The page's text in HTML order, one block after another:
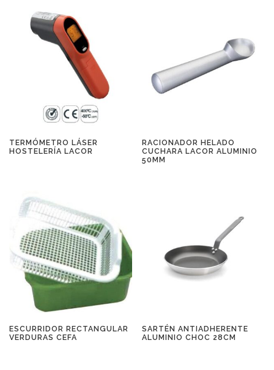
TERMÓMETRO LÁSER
HOSTELERÍA LACOR
RACIONADOR HELADO
CUCHARA LACOR ALUMINIO
50MM
ESCURRIDOR RECTANGULAR
VERDURAS CEFA
SARTÉN ANTIADHERENTE
ALUMINIO CHOC 28CM